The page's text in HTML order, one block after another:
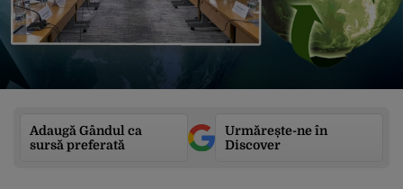
Adaugă Gândul ca
sursă preferată
Urmărește-ne în
Discover